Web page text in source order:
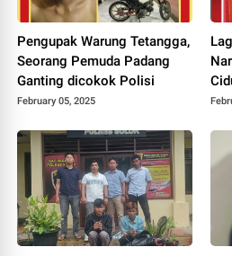
Pengupak Warung Tetangga,
Seorang Pemuda Padang
Ganting dicokok Polisi
February 05, 2025